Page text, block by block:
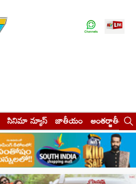
సినిమా న్యూస్ జాతీయం అంతర్జాతీయం